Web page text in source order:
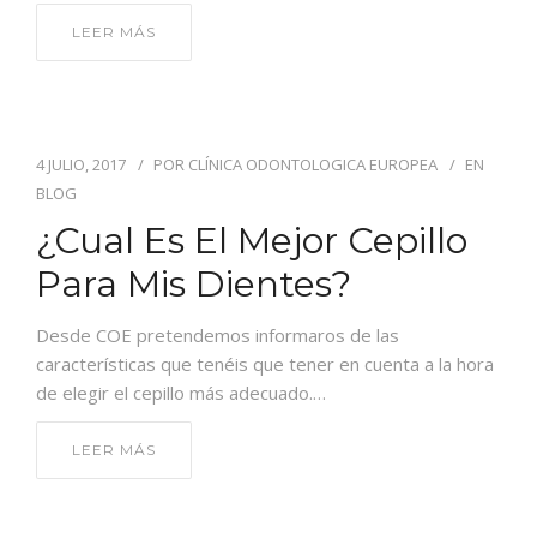
LEER MÁS
4 JULIO, 2017 POR CLÍNICA ODONTOLOGICA EUROPEA
EN
BLOG
¿Cual Es El Mejor Cepillo
Para Mis Dientes?
Desde COE pretendemos informaros de las
características que tenéis que tener en cuenta a la hora
de elegir el cepillo más adecuado.…
LEER MÁS